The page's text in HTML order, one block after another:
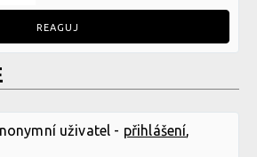
REAGUJ
uživatel - přihlášení,